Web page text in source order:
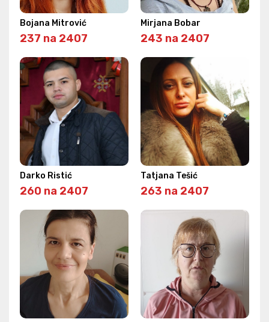
Bojana Mitrović
237 na 2407
Mirjana Bobar
243 na 2407
Darko Ristić
260 na 2407
Tatjana Tešić
263 na 2407